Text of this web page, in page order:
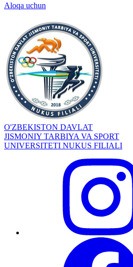
Aloqa uchun
O'ZBEKISTON DAVLAT
JISMONIY TARBIYA VA SPORT
UNIVERSITETI NUKUS FILIALI